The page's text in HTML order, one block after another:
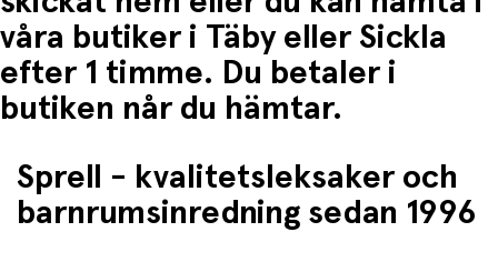
• Förvara spelpjäser och tärning i asken
• Undvik fukt och smuts
• Torka av spelplan vid behov
• Kontrollera att alla delar finns kvar efter spel
Ett tidlöst familjespel som bjuder på skratt, spänning
våra butiker i Täby eller Sickla
efter 1 timme. Du betaler i
butiken når du hämtar.
Sprell - kvalitetsleksaker och
barnrumsinredning sedan 1996